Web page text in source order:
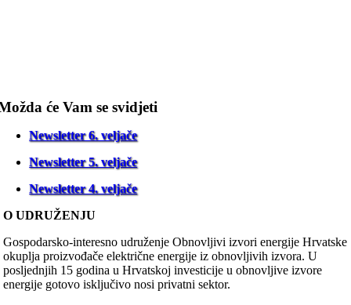
će Vam se svidjeti
Newsletter 6. veljače
Newsletter 5. veljače
Newsletter 4. veljače
O UDRUŽENJU
Gospodarsko-interesno udruženje Obnovljivi izvori energije Hrvatske
okuplja proizvođače električne energije iz obnovljivih izvora. U
posljednjih 15 godina u Hrvatskoj investicije u obnovljive izvore
energije gotovo isključivo nosi privatni sektor.